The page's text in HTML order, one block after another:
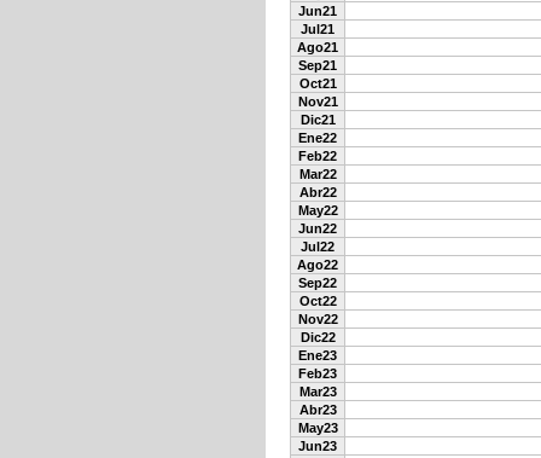
Jun21
Jul21
Ago21
Sep21
Oct21
Nov21
Dic21
Ene22
Feb22
Mar22
Abr22
May22
Jun22
Jul22
Ago22
Sep22
Oct22
Nov22
Dic22
Ene23
Feb23
Mar23
Abr23
May23
Jun23